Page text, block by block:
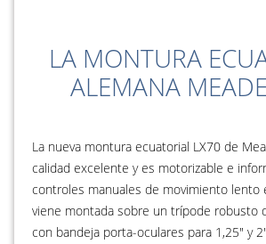
LA MONTURA
ALEMANA
La nueva montura ecuatorial LX70 de
calidad excelente y es motorizable e
controles manuales de movimiento lento
viene montada sobre un trípode robusto
con bandeja porta-oculares para 1,25" y